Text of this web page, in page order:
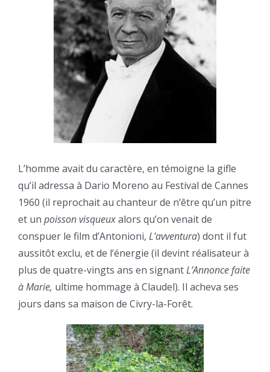
L’homme avait du caractère, en témoigne la gifle
qu’il adressa à Dario Moreno au Festival de Cannes
1960 (il reprochait au chanteur de n’être qu’un pitre
et un poisson visqueuxalors qu’on venait de
conspuer le film d’Antonioni, L’avventura) dont il fut
aussitôt exclu, et de l’énergie (il devint réalisateur à
plus de quatre-vingts ans en signantL’Annonce faite
à Marie, ultime hommage à Claudel). Il acheva ses
jours dans sa maison de Civry-la-Forêt.